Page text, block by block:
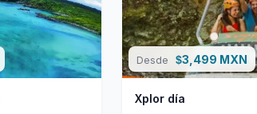
Desde $3,499 MXN
Xplor día